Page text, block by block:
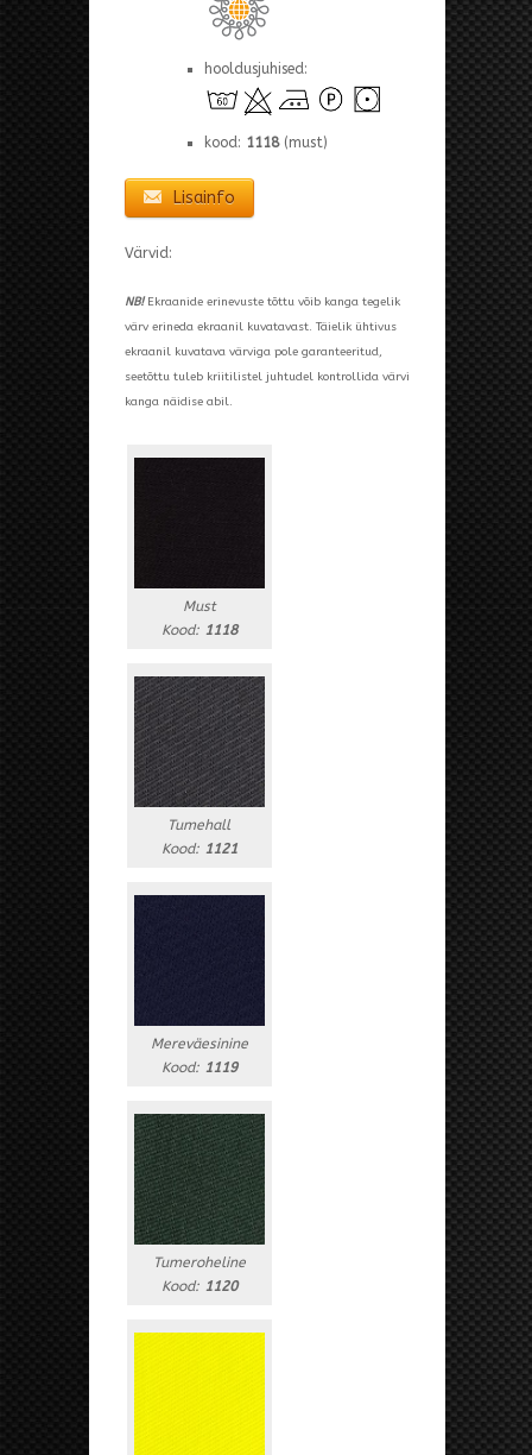
hooldusjuhised:
kood: 1118 (must)
Lisainfo
Värvid:
NB!Ekraanide erinevuste tõttu võib kanga tegelik
värv erineda ekraanil kuvatavast. Täielik ühtivus
ekraanil kuvatava värviga pole garanteeritud,
seetõttu tuleb kriitilistel juhtudel kontrollida värvi
kanga näidise abil.
Must
Kood: 1118
Tumehall
Kood: 1121
Mereväesinine
Kood: 1119
Tumeroheline
Kood: 1120